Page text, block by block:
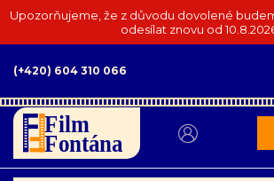
Upozorňujeme, že z důvodu dovolené
odesílat znovu od
(+420) 604 310 066